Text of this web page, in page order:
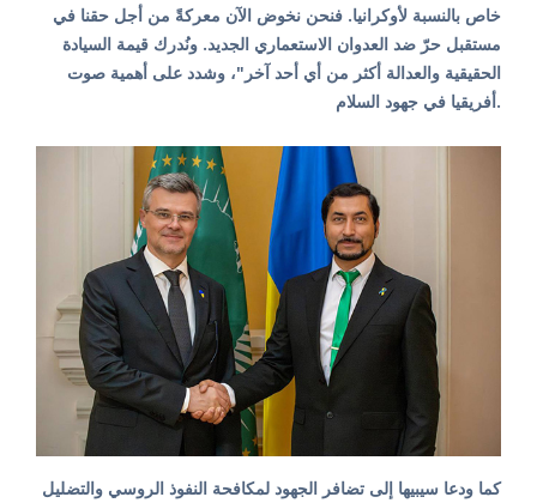
خاص بالنسبة لأوكرانيا. فنحن نخوض الآن معركةً من أجل حقنا في
مستقبل حرّ ضد العدوان الاستعماري الجديد. ونُدرك قيمة السيادة
الحقيقية والعدالة أكثر من أي أحد آخر"، وشدد على أهمية صوت
أفريقيا في جهود السلام.
كما ودعا سيبيها إلى تضافر الجهود لمكافحة النفوذ الروسي والتضليل